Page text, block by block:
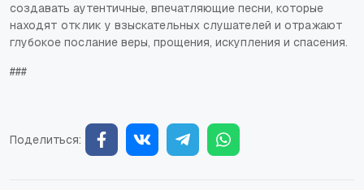
создавать аутентичные, впечатляющие песни, которые
находят отклик у взыскательных слушателей и отражают
глубокое послание веры, прощения, искупления и спасения.
###
Поделиться: